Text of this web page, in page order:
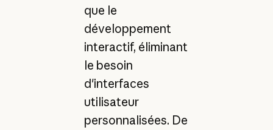
que le
développement
interactif, éliminant
le besoin
d'interfaces
utilisateur
personnalisées. De